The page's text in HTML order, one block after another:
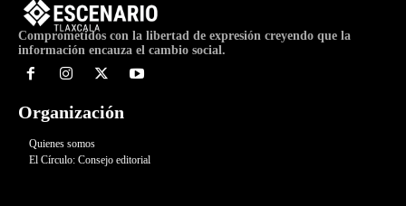
Comprometidos con la libertad de expresión creyendo que la
información encauza el cambio social.
Organización
Quienes somos
El Círculo: Consejo editorial